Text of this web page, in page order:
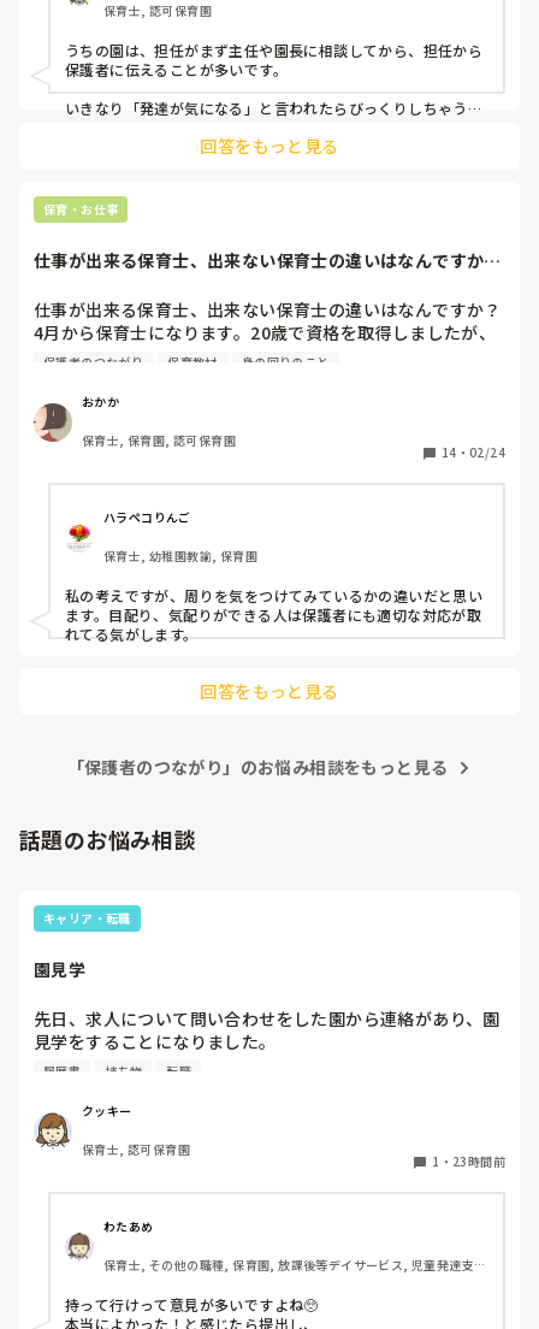
保育士, 認可保育園
うちの園は、担任がまず主任や園長に相談してから、担任から
保護者に伝えることが多いです。
いきなり「発達が気になる」と言われたらびっくりしちゃうと
えるようにしています。
ョンも大事にしていますよ😊
回答をもっと見る
保育・お仕事
仕事が出来る保育士、出来ない保育士の違いはなんですか？
仕事が出来る保育士、出来ない保育士の違いはなんですか？
4月から保育士になります。20歳で資格を取得しましたが、
畑違いの仕事をしてきました。
なところで差が出るのか参考程度にお伺いしたいです！
保護者のつながり 保育教材 身の回りのこと
おかか
保育士, 保育園, 認可保育園
14 ・ 02/24
ハラペコりんご
保育士, 幼稚園教諭, 保育園
私の考えですが、周りを気をつけてみているかの違いだと思い
ます。目配り、気配りができる人は保護者にも適切な対応が取
れてる気がします。
回答をもっと見る
「保護者のつながり」のお悩み相談をもっと見る
話題のお悩み相談
キャリア・転職
園見学
先日、求人について問い合わせをした園から連絡があり、園
見学をすることになりました。
私としては求人に応募したという認識ですが、『園見学をご
問しましたが、見学なので特にありませんとのこと
このような場合は本当に見学だけで終了なのでしょうか？
でしょうか？
履歴書 持ち物 転職
クッキー
保育士, 認可保育園
1 ・ 23時間前
わたあめ
保育士, その他の職種, 保育園, 放課後等デイサービス, 児童発達支援
持って行けって意見が多いですよね🥺
本当によかった！と感じたら提出し、